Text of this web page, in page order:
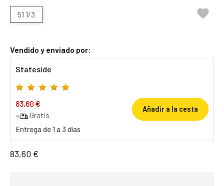
51 1/3 
Vendido y enviado por:
Stateside
83,60 €
Gratis
Entrega de 1 a 3 días
Añadir a la cesta
83,60 €